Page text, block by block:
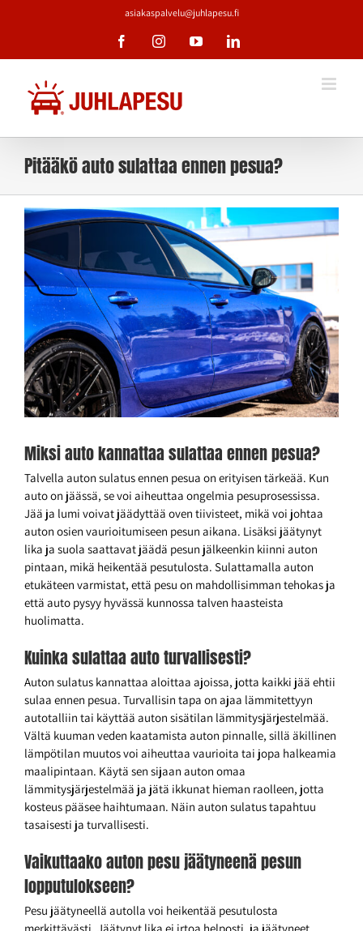
asiakaspalvelu@juhlapesu.fi
FacebookInstagramYouTubeLinkedIn
Pitääkö auto sulattaa ennen pesua?
Katso
kuvaa
isompana
Miksi auto kannattaa sulattaa ennen pesua?
Talvella auton sulatus ennen pesua on erityisen tärkeää. Kun
auto on jäässä, se voi aiheuttaa ongelmia pesuprosessissa.
Jää ja lumi voivat jäädyttää oven tiivisteet, mikä voi johtaa
auton osien vaurioitumiseen pesun aikana. Lisäksi jäätynyt
lika ja suola saattavat jäädä pesun jälkeenkin kiinni auton
pintaan, mikä heikentää pesutulosta. Sulattamalla auton
etukäteen varmistat, että pesu on mahdollisimman tehokas ja
että auto pysyy hyvässä kunnossa talven haasteista
huolimatta.
Kuinka sulattaa auto turvallisesti?
Auton sulatus kannattaa aloittaa ajoissa, jotta kaikki jää ehtii
sulaa ennen pesua. Turvallisin tapa on ajaa lämmitettyyn
autotalliin tai käyttää auton sisätilan lämmitysjärjestelmää.
Vältä kuuman veden kaatamista auton pinnalle, sillä äkillinen
lämpötilan muutos voi aiheuttaa vaurioita tai jopa halkeamia
maalipintaan. Käytä sen sijaan auton omaa
lämmitysjärjestelmää ja jätä ikkunat hieman raolleen, jotta
kosteus pääsee haihtumaan. Näin auton sulatus tapahtuu
tasaisesti ja turvallisesti.
Vaikuttaako auton pesu jäätyneenä pesun
lopputulokseen?
Pesu jäätyneellä autolla voi heikentää pesutulosta